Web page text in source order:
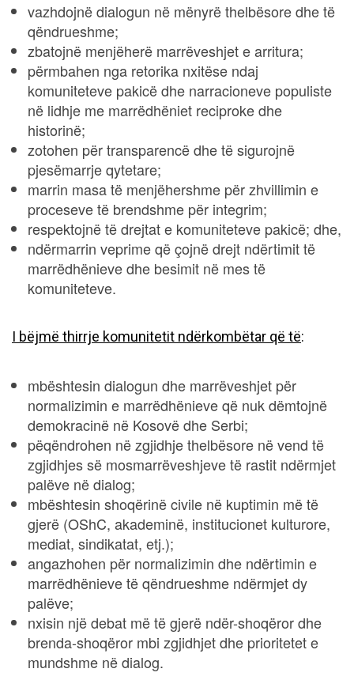
vazhdojnë dialogun në mënyrë thelbësore dhe të
qëndrueshme;
zbatojnë menjëherë marrëveshjet e arritura;
përmbahen nga retorika nxitëse ndaj
komuniteteve pakicë dhe narracioneve populiste
në lidhje me marrëdhëniet reciproke dhe
historinë;
zotohen për transparencë dhe të sigurojnë
pjesëmarrje qytetare;
marrin masa të menjëhershme për zhvillimin e
proceseve të brendshme për integrim;
respektojnë të drejtat e komuniteteve pakicë; dhe,
ndërmarrin veprime që çojnë drejt ndërtimit të
marrëdhënieve dhe besimit në mes të
komuniteteve.
I bëjmë thirrje komunitetit ndërkombëtar që të:
mbështesin dialogun dhe marrëveshjet për
normalizimin e marrëdhënieve që nuk dëmtojnë
demokracinë në Kosovë dhe Serbi;
pëqëndrohen në zgjidhje thelbësore në vend të
zgjidhjes së mosmarrëveshjeve të rastit ndërmjet
palëve në dialog;
mbështesin shoqërinë civile në kuptimin më të
gjerë (OShC, akademinë, institucionet kulturore,
mediat, sindikatat, etj.);
angazhohen për normalizimin dhe ndërtimin e
marrëdhënieve të qëndrueshme ndërmjet dy
palëve;
nxisin një debat më të gjerë ndër-shoqëror dhe
brenda-shoqëror mbi zgjidhjet dhe prioritetet e
mundshme në dialog.